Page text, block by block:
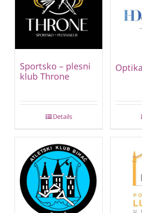
Sportsko – plesni
klub Throne
Details